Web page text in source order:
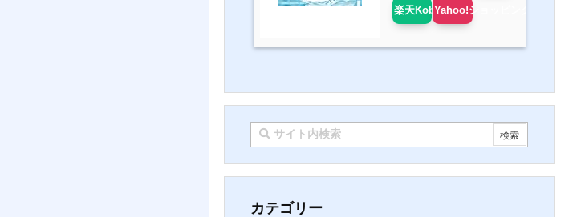
楽天KoboYahoo!ショッピング
カテゴリー